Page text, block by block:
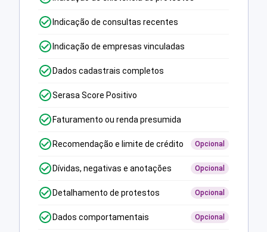
Indicação de consultas recentes
Indicação de empresas vinculadas
Dados cadastrais completos
Serasa Score Positivo
Faturamento ou renda presumida
Recomendação e limite de crédito Opcional
Dívidas, negativas e anotações Opcional
Detalhamento de protestos Opcional
Dados comportamentais Opcional